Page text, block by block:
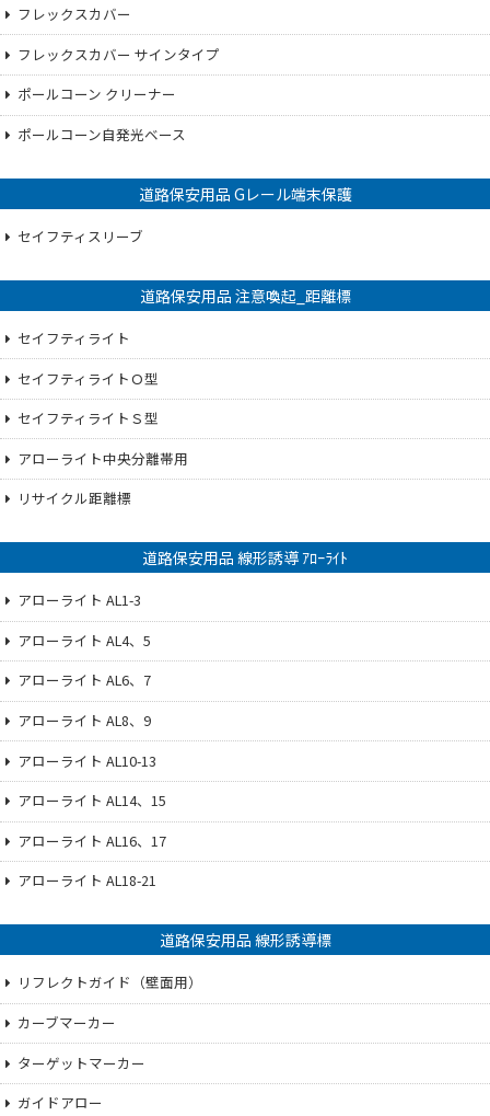
フレックスカバー
フレックスカバー サインタイプ
ポールコーン クリーナー
ポールコーン自発光ベース
道路保安用品 Gレール端末保護
セイフティスリーブ
道路保安用品 注意喚起_距離標
セイフティライト
セイフティライトＯ型
セイフティライトＳ型
アローライト中央分離帯用
リサイクル距離標
道路保安用品 線形誘導 ｱﾛｰﾗｲﾄ
アローライト AL1-3
アローライト AL4、5
アローライト AL6、7
アローライト AL8、9
アローライト AL10-13
アローライト AL14、15
アローライト AL16、17
アローライト AL18-21
道路保安用品 線形誘導標
リフレクトガイド（壁面用）
カーブマーカー
ターゲットマーカー
ガイドアロー